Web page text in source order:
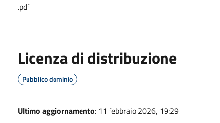
.pdf
Licenza di distribuzione
Pubblico dominio
Ultimo aggiornamento: 11 febbraio 2026, 19:29